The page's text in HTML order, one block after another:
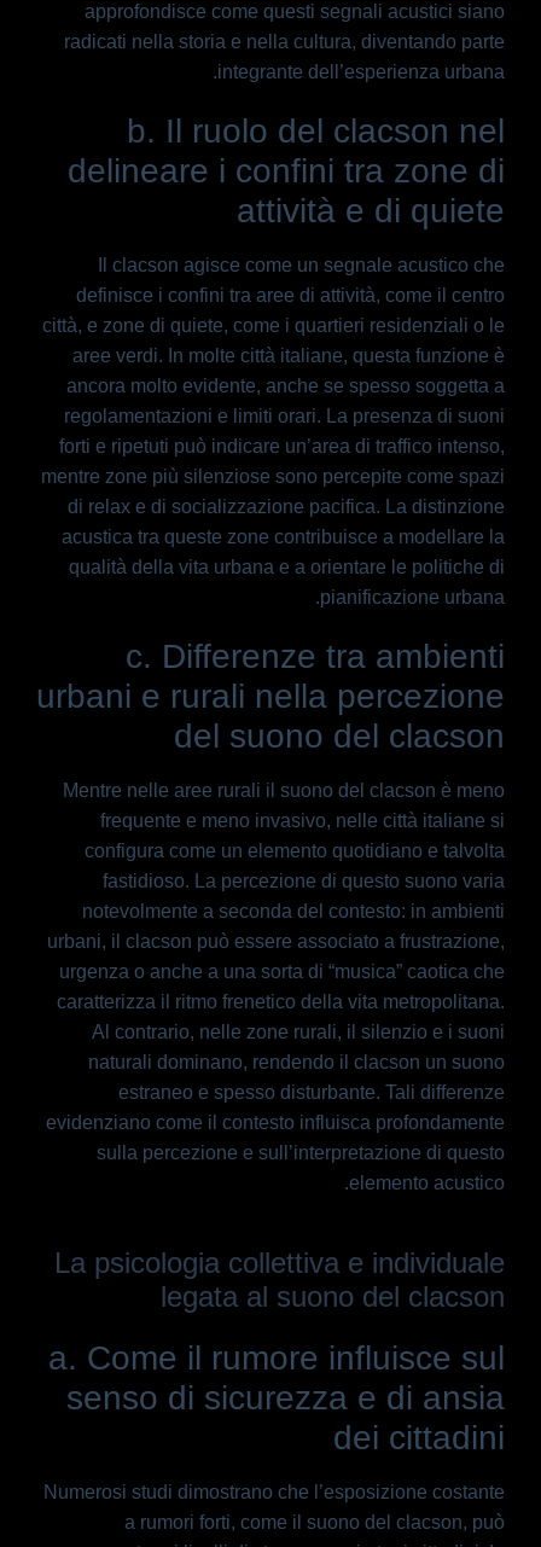
approfondisce come questi segnali acustici siano
radicati nella storia e nella cultura, diventando parte
integrante dell’esperienza urbana.
b. Il ruolo del clacson nel
delineare i confini tra zone di
attività e di quiete
Il clacson agisce come un segnale acustico che
definisce i confini tra aree di attività, come il centro
città, e zone di quiete, come i quartieri residenziali o le
aree verdi. In molte città italiane, questa funzione è
ancora molto evidente, anche se spesso soggetta a
regolamentazioni e limiti orari. La presenza di suoni
forti e ripetuti può indicare un’area di traffico intenso,
mentre zone più silenziose sono percepite come spazi
di relax e di socializzazione pacifica. La distinzione
acustica tra queste zone contribuisce a modellare la
qualità della vita urbana e a orientare le politiche di
pianificazione urbana.
c. Differenze tra ambienti
urbani e rurali nella percezione
del suono del clacson
Mentre nelle aree rurali il suono del clacson è meno
frequente e meno invasivo, nelle città italiane si
configura come un elemento quotidiano e talvolta
fastidioso. La percezione di questo suono varia
notevolmente a seconda del contesto: in ambienti
urbani, il clacson può essere associato a frustrazione,
urgenza o anche a una sorta di “musica” caotica che
caratterizza il ritmo frenetico della vita metropolitana.
Al contrario, nelle zone rurali, il silenzio e i suoni
naturali dominano, rendendo il clacson un suono
estraneo e spesso disturbante. Tali differenze
evidenziano come il contesto influisca profondamente
sulla percezione e sull’interpretazione di questo
elemento acustico.
La psicologia collettiva e individuale
legata al suono del clacson
a. Come il rumore influisce sul
senso di sicurezza e di ansia
dei cittadini
Numerosi studi dimostrano che l’esposizione costante
a rumori forti, come il suono del clacson, può